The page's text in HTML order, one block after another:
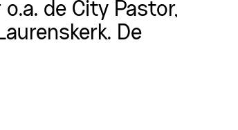
de City Pastor,
De